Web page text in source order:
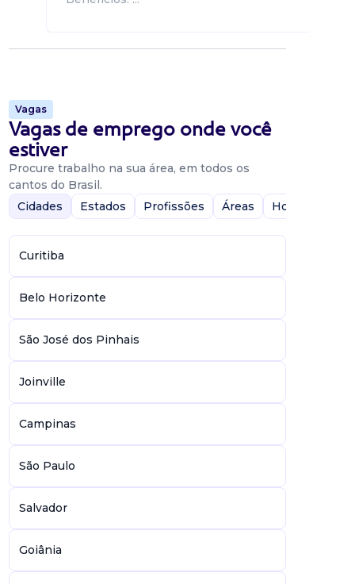
Vagas
Vagas de emprego onde você
estiver
Procure trabalho na sua área, em todos os
cantos do Brasil.
Cidades
Estados Profissões Áreas Home-Office
Curitiba
Belo Horizonte
São José dos Pinhais
Joinville
Campinas
São Paulo
Salvador
Goiânia